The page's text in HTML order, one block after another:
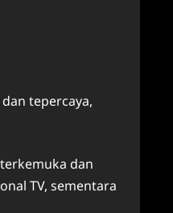
tepercaya,
dan
TV, sementara